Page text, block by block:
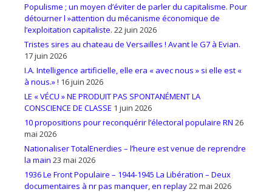
Populisme ; un moyen d’éviter de parler du capitalisme. Pour
détourner l »attention du mécanisme économique de
l’exploitation capitaliste. 22 juin 2026
Tristes sires au chateau de Versailles ! Avant le G7 à Evian.
17 juin 2026
I.A. Intelligence artificielle, elle era « avec nous » si elle est «
à nous.» ! 16 juin 2026
LE « VÉCU » NE PRODUIT PAS SPONTANÉMENT LA
CONSCIENCE DE CLASSE 1 juin 2026
10 propositions pour reconquérir l’électoral populaire RN 26
mai 2026
Nationaliser TotalEnerdies – l’heure est venue de reprendre
la main 23 mai 2026
1936 Le Front Populaire – 1944-1945 La Libération – Deux
documentaires à nr pas manquer, en replay22 mai 2026